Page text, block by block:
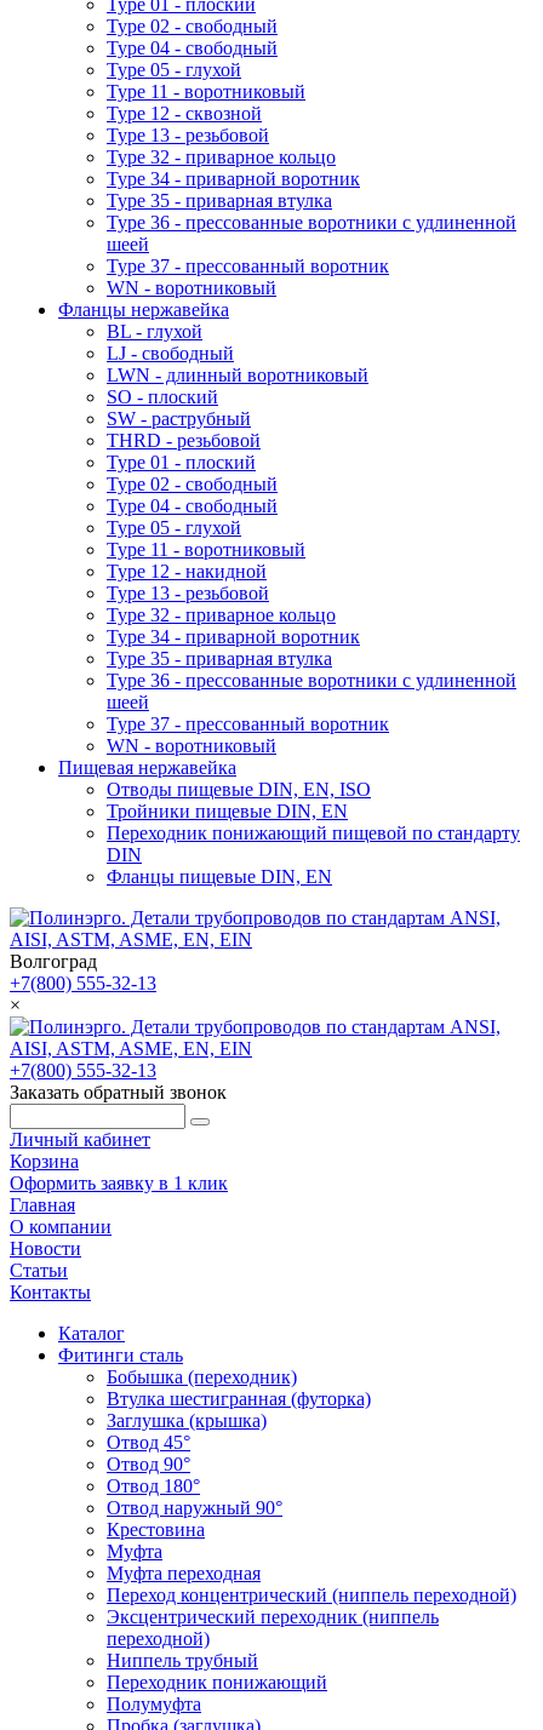
Type 01 - плоский
Type 02 - свободный
Type 04 - свободный
Type 05 - глухой
Type 11 - воротниковый
Type 12 - сквозной
Type 13 - резьбовой
Type 32 - приварное кольцо
Type 34 - приварной воротник
Type 35 - приварная втулка
Type 36 - прессованные воротники с удлиненной
шеей
Type 37 - прессованный воротник
WN - воротниковый
Фланцы нержавейка
BL - глухой
LJ - свободный
LWN - длинный воротниковый
SO - плоский
SW - раструбный
THRD - резьбовой
Type 01 - плоский
Type 02 - свободный
Type 04 - свободный
Type 05 - глухой
Type 11 - воротниковый
Type 12 - накидной
Type 13 - резьбовой
Type 32 - приварное кольцо
Type 34 - приварной воротник
Type 35 - приварная втулка
Type 36 - прессованные воротники с удлиненной
шеей
Type 37 - прессованный воротник
WN - воротниковый
Пищевая нержавейка
Отводы пищевые DIN, EN, ISO
Тройники пищевые DIN, EN
Переходник понижающий пищевой по стандарту
DIN
Фланцы пищевые DIN, EN
Волгоград
+7(800) 555-32-13
×
+7(800) 555-32-13
Заказать обратный звонок
Личный кабинет
Корзина
Оформить заявку в 1 клик
Главная
О компании
Новости
Статьи
Контакты
Каталог
Фитинги сталь
Бобышка (переходник)
Втулка шестигранная (футорка)
Заглушка (крышка)
Отвод 45°
Отвод 90°
Отвод 180°
Отвод наружный 90°
Крестовина
Муфта
Муфта переходная
Переход концентрический (ниппель переходной)
Эксцентрический переходник (ниппель
переходной)
Ниппель трубный
Переходник понижающий
Полумуфта
Пробка (заглушка)